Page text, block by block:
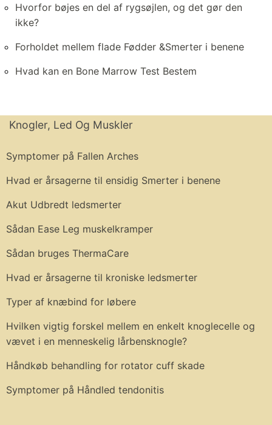
Hvorfor bøjes en del af rygsøjlen, og det gør den
ikke?
Forholdet mellem flade Fødder &Smerter i benene
Hvad kan en Bone Marrow Test Bestem
Knogler, Led Og Muskler
Symptomer på Fallen Arches
Hvad er årsagerne til ensidig Smerter i benene
Akut Udbredt ledsmerter
Sådan Ease Leg muskelkramper
Sådan bruges ThermaCare
Hvad er årsagerne til kroniske ledsmerter
Typer af knæbind for løbere
Hvilken vigtig forskel mellem en enkelt knoglecelle og
vævet i en menneskelig lårbensknogle?
Håndkøb behandling for rotator cuff skade
Symptomer på Håndled tendonitis